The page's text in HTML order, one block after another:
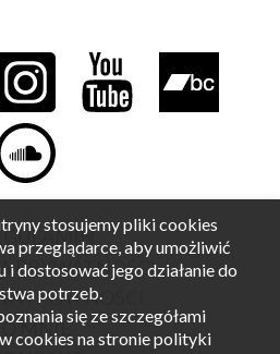
PRYWATNOŚCI
I PŁATNOŚCI
O MNIE
stosujemy pliki cookies
przeglądarce, aby umożliwić
dostosować jego działanie do
potrzeb.
się ze szczegółami
cookies na stronie polityki